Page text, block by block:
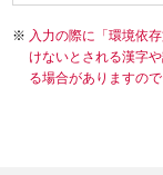
入力の際に「環境依
けないとされる漢字
る場合がありますので